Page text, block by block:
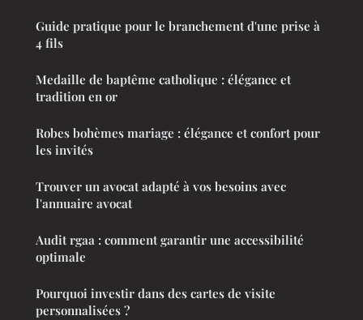
Guide pratique pour le branchement d'une prise à
4 fils
Medaille de baptême catholique : élégance et
tradition en or
Robes bohèmes mariage : élégance et confort pour
les invités
Trouver un avocat adapté à vos besoins avec
l'annuaire avocat
Audit rgaa : comment garantir une accessibilité
optimale
Pourquoi investir dans des cartes de visite
personnalisées ?